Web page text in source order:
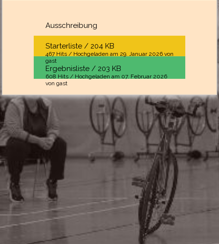
Ausschreibung
Starterliste / 204 KB
467 Hits / Hochgeladen am 29. Januar 2026 von
gast
Ergebnisliste / 203 KB
608 Hits / Hochgeladen am 07. Februar 2026
von gast